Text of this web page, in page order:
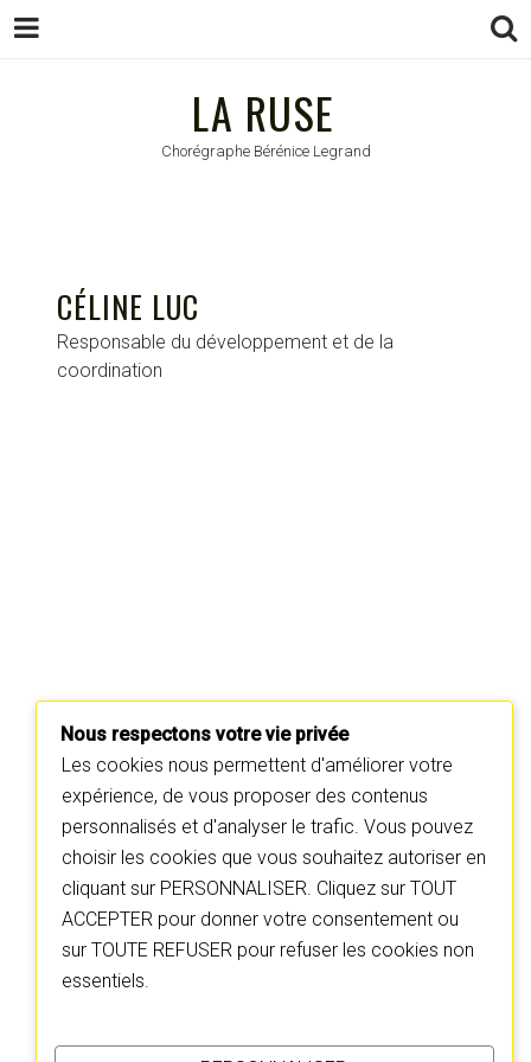
LA RUSE
Chorégraphe Bérénice Legrand
CÉLINE LUC
Responsable du développement et de la
coordination
LA RUSE
Nous respectons votre vie privée
Les cookies nous permettent d'améliorer votre
expérience, de vous proposer des contenus
personnalisés et d'analyser le trafic. Vous pouvez
choisir les cookies que vous souhaitez autoriser en
cliquant sur PERSONNALISER. Cliquez sur TOUT
ACCEPTER pour donner votre consentement ou
sur TOUTE REFUSER pour refuser les cookies non
essentiels.